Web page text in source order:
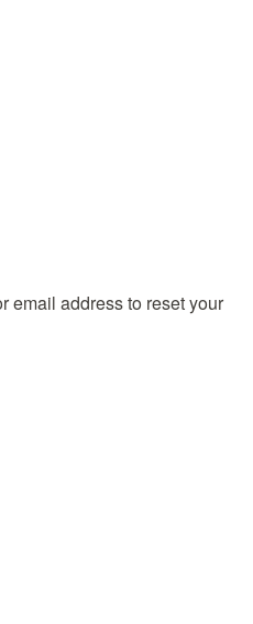
email address to reset your